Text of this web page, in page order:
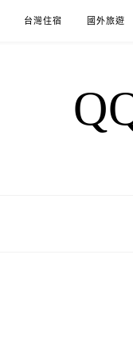
台灣住宿 國外旅遊